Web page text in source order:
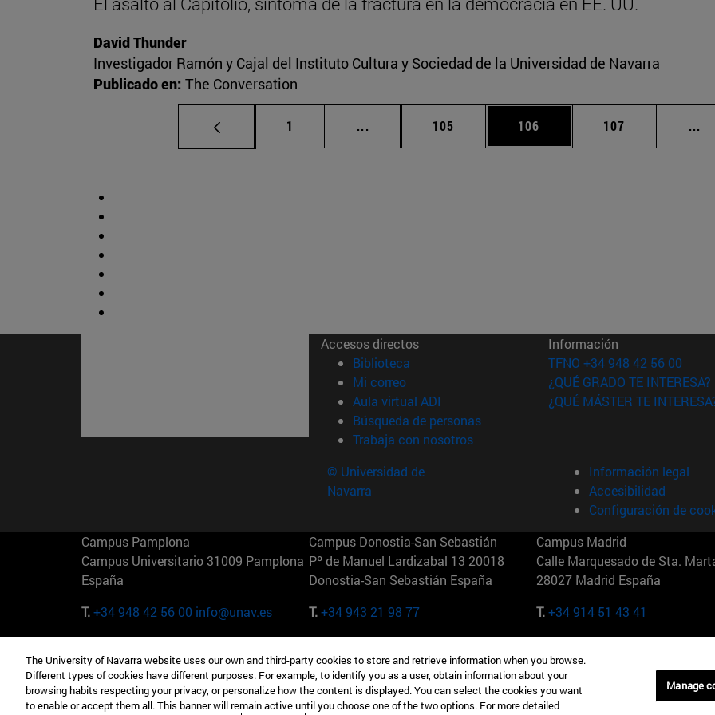
David Thunder
Investigador Ramón y Cajal del Instituto Cultura y Sociedad de la Universidad de Navarra
Publicado en: The Conversation
Página
1 ... Páginas intermedias Use TAB para desplazarse.
Página
105 Página
106 Página
107 ...
Accesos directos
Biblioteca (abre en nueva ventana)
Mi correo(abre en nueva ventana)
Aula virtual ADI (abre en nueva ventana)
Búsqueda de personas(abre en nueva ventana)
Trabaja con nosotros(abre en nueva ventana)
Información
TFNO +34 948 42 56 00
¿QUÉ GRADO TE INTERESA?
¿QUÉ MÁSTER TE
© Universidad de
Navarra
Información legal
Accesibilidad
Configuración de
Campus Pamplona
Campus Universitario 31009 Pamplona
España
T.+34 948 42 56 00 info@unav.es
Campus Donostia-San Sebastián
Pº de Manuel Lardizabal 13 20018
Donostia-San Sebastián España
T.+34 943 21 98 77
Campus Madrid
Calle Marquesado de Sta.
28027 Madrid España
T.+34 914 51 43 41
Camino del Cerro Águila 3 28023
Madrid España
165 W 57th St 10019-2201 Nueva York
EE.UU
Maria-Theresia-Straße 15 81675
Múnich Alemania
The University of Navarra website uses our own and third-party cookies to store and retrieve information when you browse.
Different types of cookies have different purposes. For example, to identify you as a user, obtain information about your
browsing habits respecting your privacy, or personalize how the content is displayed. You can select the cookies you want
to enable or accept them all. This banner will remain active until you choose one of the two options. For more detailed
Manage